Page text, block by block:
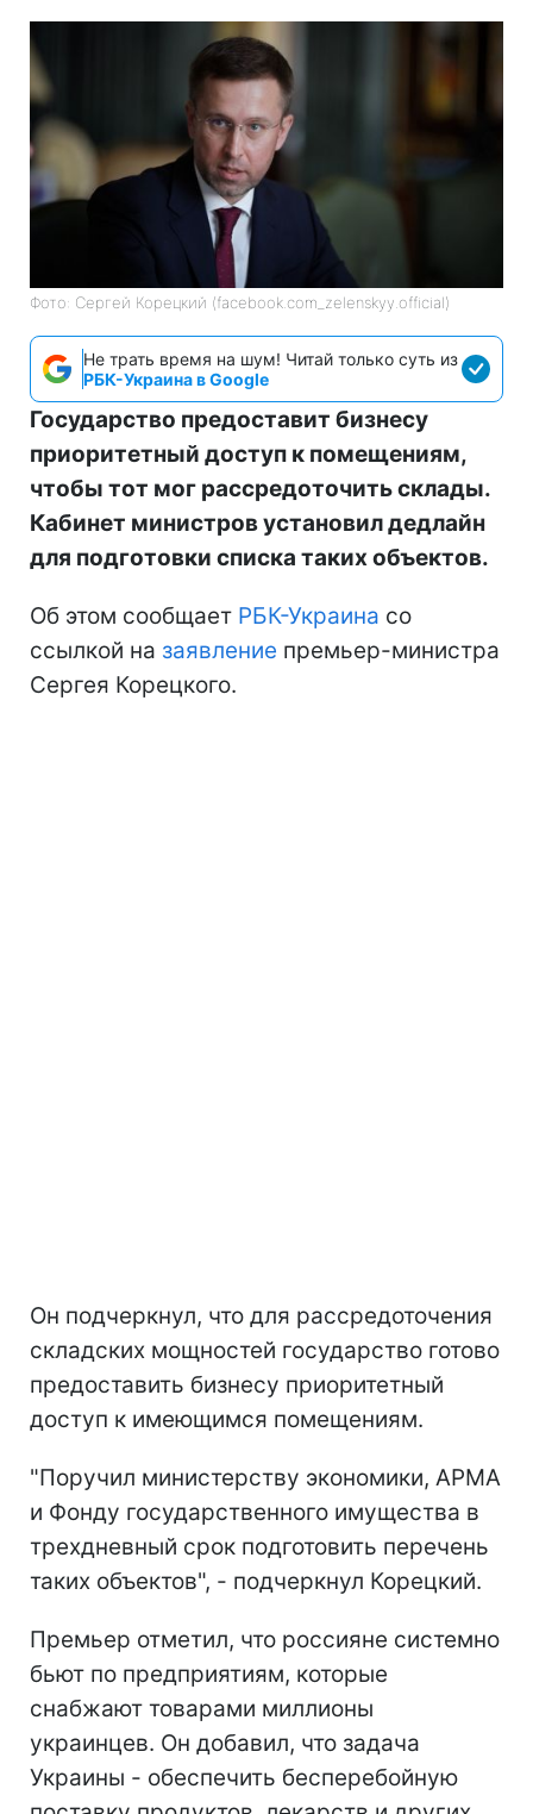
Фото: Сергей Корецкий (facebook.com_zelenskyy.official)
Не трать время на шум! Читай только суть из
РБК-Украина в Google
Государство предоставит бизнесу
приоритетный доступ к помещениям,
чтобы тот мог рассредоточить склады.
Кабинет министров установил дедлайн
для подготовки списка таких объектов.
Об этом сообщает РБК-Украина со
ссылкой на заявление премьер-министра
Сергея Корецкого.
Он подчеркнул, что для рассредоточения
складских мощностей государство готово
предоставить бизнесу приоритетный
доступ к имеющимся помещениям.
"Поручил министерству экономики, АРМА
и Фонду государственного имущества в
трехдневный срок подготовить перечень
таких объектов", - подчеркнул Корецкий.
Премьер отметил, что россияне системно
бьют по предприятиям, которые
снабжают товарами миллионы
украинцев. Он добавил, что задача
Украины - обеспечить бесперебойную